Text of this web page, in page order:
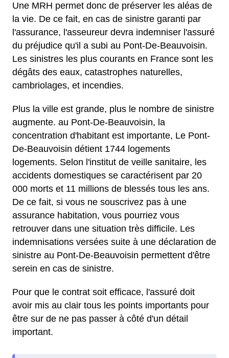
Une MRH permet donc de préserver les aléas de
la vie. De ce fait, en cas de sinistre garanti par
l'assurance, l'asseureur devra indemniser l'assuré
du préjudice qu'il a subi au Pont-De-Beauvoisin.
Les sinistres les plus courants en France sont les
dégâts des eaux, catastrophes naturelles,
cambriolages, et incendies.
Plus la ville est grande, plus le nombre de sinistre
augmente. au Pont-De-Beauvoisin, la
concentration d'habitant est importante, Le Pont-
De-Beauvoisin détient 1744 logements
logements. Selon l'institut de veille sanitaire, les
accidents domestiques se caractérisent par 20
000 morts et 11 millions de blessés tous les ans.
De ce fait, si vous ne souscrivez pas à une
assurance habitation, vous pourriez vous
retrouver dans une situation très difficile. Les
indemnisations versées suite à une déclaration de
sinistre au Pont-De-Beauvoisin permettent d'être
serein en cas de sinistre.
Pour que le contrat soit efficace, l'assuré doit
avoir mis au clair tous les points importants pour
être sur de ne pas passer à côté d'un détail
important.